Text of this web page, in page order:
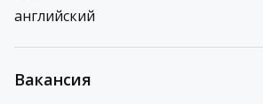
английский
Вакансия